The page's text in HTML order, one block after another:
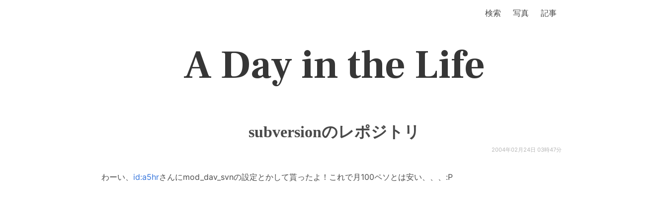
検索 写真 記事
A Day in the Life
subversionのレポジトリ
2004年02月24日 03時47分
わーい、 id:a5hrさんにmod_dav_svnの設定とかして貰ったよ！これで月100ペソとは安い、、、:P